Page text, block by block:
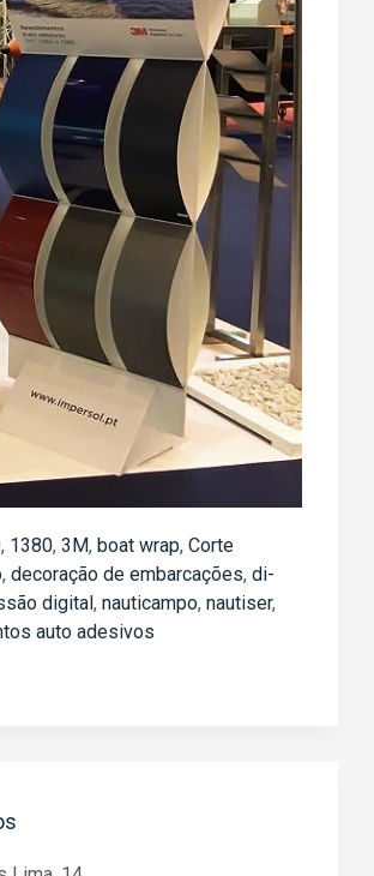
, 1380, 3M, boat wrap, Corte
, decoração de embarcações, di-
digital , nauticampo, nautiser,
auto adesivos